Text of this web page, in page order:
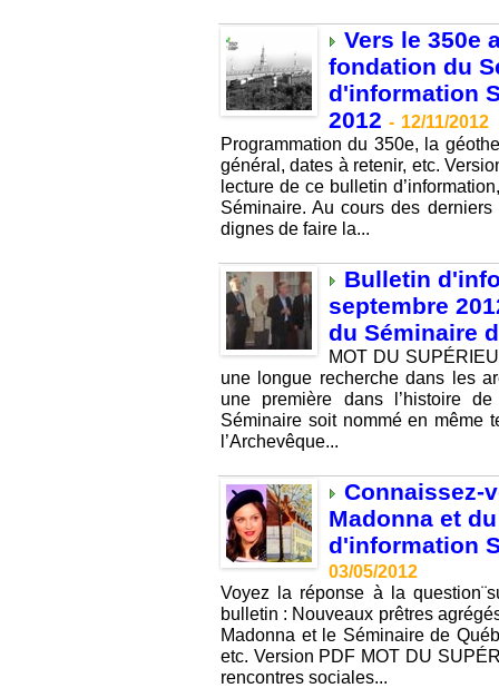
Vers le 350e
fondation du
d'information
2012 - 12/11/2012
Programmation du 350e, la
général, dates à retenir, etc.
lecture de ce bulletin
Séminaire. Au cours des
dignes de faire la...
Bulletin
septembre
du Séminaire
MOT DU
une longue recherche dans les
une première dans l’histoire
Séminaire soit nommé en même
l’Archevêque...
Connaissez-
Madonna et
d'information
03/05/2012
Voyez la réponse à la
bulletin : Nouveaux prêtres
Madonna et le Séminaire de
etc. Version PDF MOT DU
rencontres sociales...